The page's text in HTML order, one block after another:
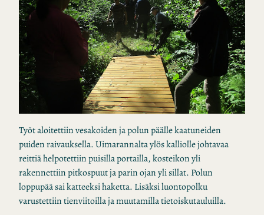
Työt aloitettiin vesakoiden ja polun päälle kaatuneiden
puiden raivauksella. Uimarannalta ylös kalliolle johtavaa
reittiä helpotettiin puisilla portailla, kosteikon yli
rakennettiin pitkospuut ja parin ojan yli sillat. Polun
loppupää sai katteeksi haketta. Lisäksi luontopolku
varustettiin tienviitoilla ja muutamilla tietoiskutauluilla.